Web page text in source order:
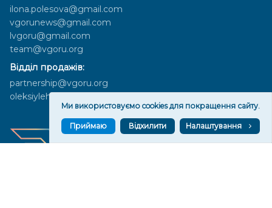
ilona.polesova@gmail.com
vgorunews@gmail.com
lvgoru@gmail.com
team@vgoru.org
Відділ продажів:
partnership@vgoru.org
oleksiylehen@vgoru.org
Ми використовуємо cookies для покращення сайту.
Приймаю Відхилити Налаштування